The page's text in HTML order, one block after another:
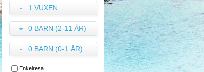
1 VUXEN
0 BARN (2-11 ÅR)
0 BARN (0-1 ÅR)
Enkelresa